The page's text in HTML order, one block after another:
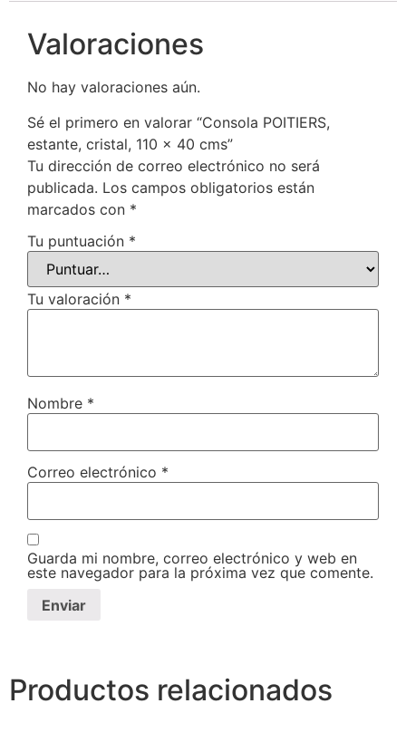
Valoraciones
No hay valoraciones aún.
Sé el primero en valorar “Consola POITIERS,
estante, cristal, 110 x 40 cms”
Tu dirección de correo electrónico no será
publicada. Los campos obligatorios están
marcados con *
Tu puntuación *
Tu valoración *
Nombre *
Correo electrónico *
Guarda mi nombre, correo electrónico y web en
este navegador para la próxima vez que comente.
Productos relacionados